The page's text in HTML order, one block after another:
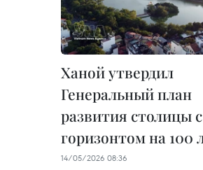
Ханой утвердил
Генеральный план
развития столицы с
горизонтом на 100
14/05/2026 08:36